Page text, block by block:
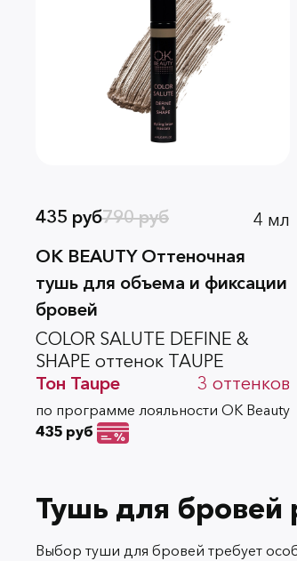
790 руб
435 руб
4 мл
OK BEAUTY Оттеночная
тушь для объема и фиксации
бровей
СOLOR SALUTE DEFINE &
SHAPE оттенок TAUPE
Тон Taupe 3 оттенков
по программе лояльности OK Beauty
435 руб
Тушь для бровей
Выбор туши для бровей требует